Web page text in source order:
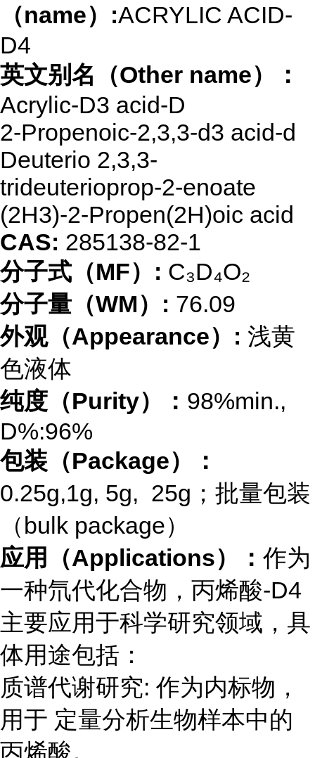
（name）:ACRYLIC ACID-
D4
英文别名（Other name）：
Acrylic-D3 acid-D
2-Propenoic-2,3,3-d3 acid-d
Deuterio 2,3,3-
trideuterioprop-2-enoate
(2H3)-2-Propen(2H)oic acid
CAS: 285138-82-1
分子式（MF）: C₃D₄O₂
分子量（WM）: 76.09
外观（Appearance）: 浅黄
色液体
纯度（Purity）： 98%min.,
D%:96%
包装（Package）：
0.25g,1g, 5g, 25g；批量包装
（bulk package）
应用（Applications）： 作为
一种氘代化合物，丙烯酸-D4
主要应用于科学研究领域，具
体用途包括：
质谱代谢研究: 作为内标物，
用于 定量分析生物样本中的
丙烯酸。